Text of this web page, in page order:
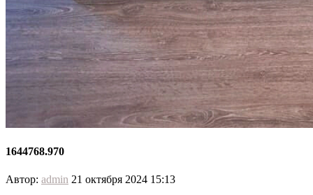
1644768.970
Автор: admin 21 октября 2024 15:13